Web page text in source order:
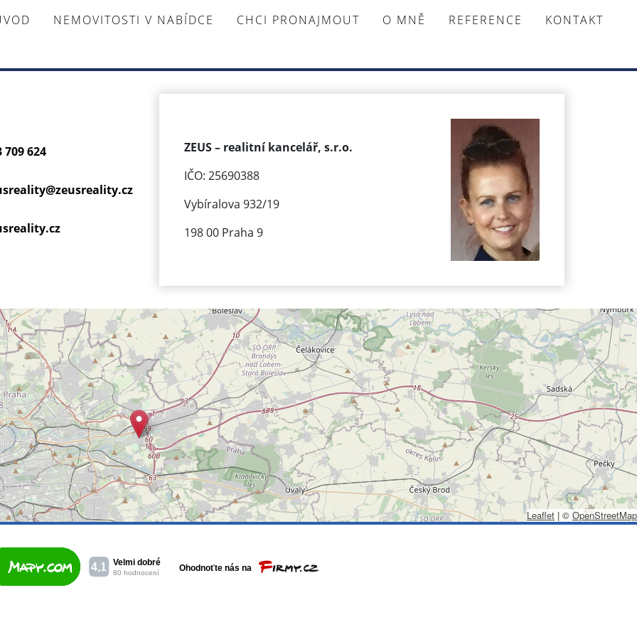
NEMOVITOSTI V NABÍDCE CHCI PRONAJMOUT O MNĚ REFERENCE KONTAKT
709 624
zeusreality.cz
ZEUS – realitní kancelář, s.r.o.
IČO: 25690388
Vybíralova 932/19
198 00 Praha 9
Leaflet | © OpenStreetMap